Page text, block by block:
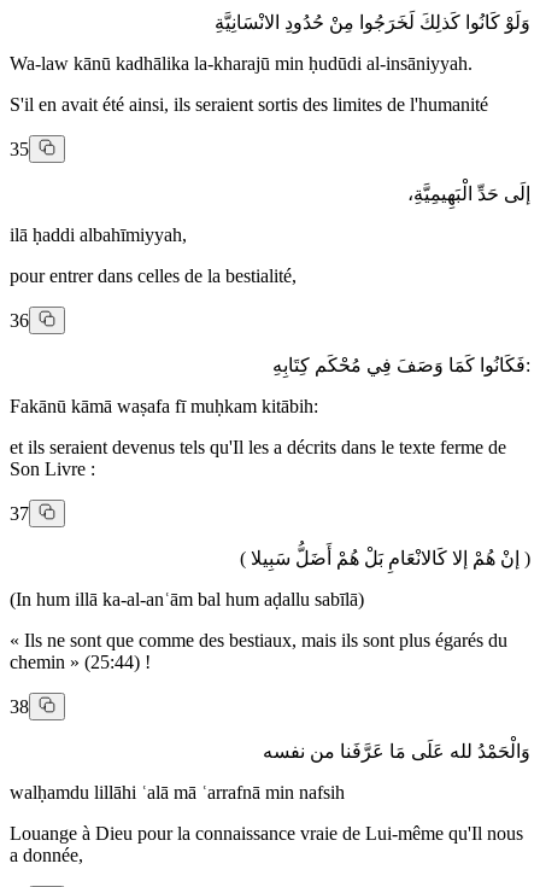
وَلَوْ كَانُوا كَذلِكَ لَخَرَجُوا مِنْ حُدُودِ الانْسَانِيَّةِ
Wa-law kānū kadhālika la-kharajū min ḥudūdi al-insāniyyah.
S'il en avait été ainsi, ils seraient sortis des limites de l'humanité
35
إلَى حَدِّ الْبَهِيمِيَّةِ،
ilā ḥaddi albahīmiyyah,
pour entrer dans celles de la bestialité,
36
:فَكَانُوا كَمَا وَصَفَ فِي مُحْكَم كِتَابِهِ
Fakānū kāmā waṣafa fī muḥkam kitābih:
et ils seraient devenus tels qu'Il les a décrits dans le texte ferme de
Son Livre :
37
( إنْ هُمْ إلا كَالانْعَامِ بَلْ هُمْ أَضَلُّ سَبِيلا )
(In hum illā ka-al-anʿām bal hum aḍallu sabīlā)
« Ils ne sont que comme des bestiaux, mais ils sont plus égarés du
chemin » (25:44) !
38
وَالْحَمْدُ لله عَلَى مَا عَرَّفَنا من نفسه
walḥamdu lillāhi ʿalā mā ʿarrafnā min nafsih
Louange à Dieu pour la connaissance vraie de Lui-même qu'Il nous
a donnée,